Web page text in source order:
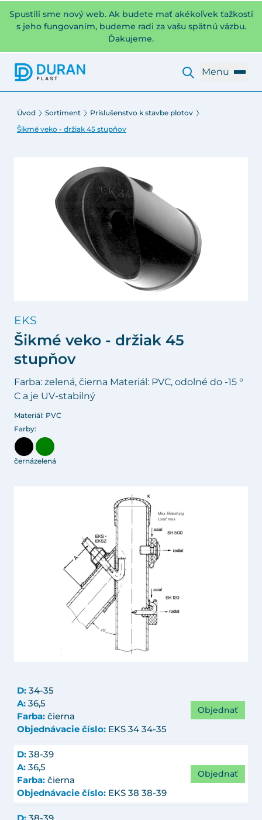
Spustili sme nový web. Ak budete mať akékoľvek ťažkosti
s jeho fungovaním, budeme radi za vašu spätnú väzbu.
Ďakujeme.
Menu
Úvod Sortiment
Príslušenstvo k stavbe plotov
Šikmé veko - držiak 45 stupňov
EKS
Šikmé veko - držiak 45
stupňov
Farba: zelená, čierna Materiál: PVC, odolné do -15 °
C a je UV-stabilný
Materiál: PVC
Farby:
černázelená
D: 34-35
A: 36,5
Farba: čierna
Objednávacie číslo: EKS 34 34-35
Objednať
D: 38-39
A: 36,5
Farba: čierna
Objednávacie číslo: EKS 38 38-39
Objednať